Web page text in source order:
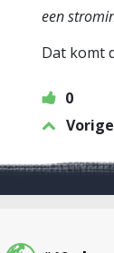
een
Dat komt
0